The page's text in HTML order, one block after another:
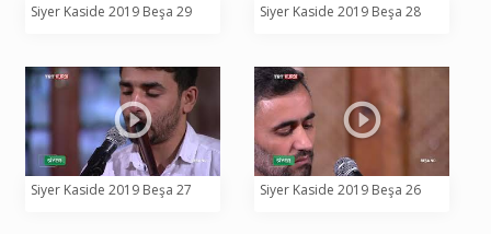
Siyer Kaside 2019 Beşa 29 Siyer Kaside 2019 Beşa 28
Siyer Kaside 2019 Beşa 27 Siyer Kaside 2019 Beşa 26